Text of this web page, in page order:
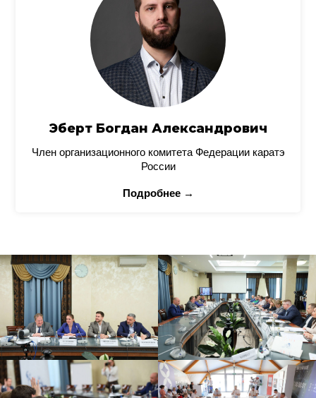
Эберт Богдан Александрович
Член организационного комитета Федерации каратэ
России
Подробнее →